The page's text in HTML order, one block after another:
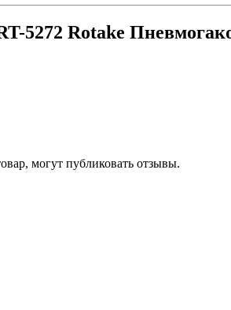
5272 Rotake
могут публиковать отзывы.